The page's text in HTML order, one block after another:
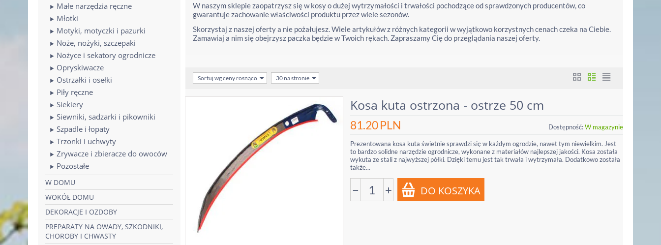
Małe narzędzia ręczne
Młotki
Motyki, motyczki i pazurki
Noże, nożyki, szczepaki
Nożyce i sekatory ogrodnicze
Opryskiwacze
Ostrzałki i osełki
Piły ręczne
Siekiery
Siewniki, sadzarki i pikowniki
Szpadle i łopaty
Trzonki i uchwyty
Zrywacze i zbieracze do owoców
Pozostałe
W DOMU
WOKÓŁ DOMU
DEKORACJE I OZDOBY
PREPARATY NA OWADY, SZKODNIKI,
CHOROBY I CHWASTY
W naszym sklepie zaopatrzysz się w kosy o dużej wytrzymałości i trwałości pochodzące od sprawdzonych producentów, co
gwarantuje zachowanie właściwości produktu przez wiele sezonów.
Skorzystaj z naszej oferty a nie pożałujesz. Wiele artykułów z różnych kategorii w wyjątkowo korzystnych cenach czeka na Ciebie.
Zamawiaj a nim się obejrzysz paczka będzie w Twoich rękach. Zapraszamy Cię do przeglądania naszej oferty.
Sortuj wg ceny rosnąco 30 na stronie
Kosa kuta ostrzona - ostrze 50 cm
81.20PLN Dostępność:W magazynie
Prezentowana kosa kuta świetnie sprawdzi się w każdym ogrodzie, nawet tym niewielkim. Jest
to bardzo solidne narzędzie ogrodnicze, wykonane z materiałów najlepszej jakości. Kosa została
wykuta ze stali z najwyższej półki. Dzięki temu jest tak trwała i wytrzymała. Dodatkowo została
także...
− +